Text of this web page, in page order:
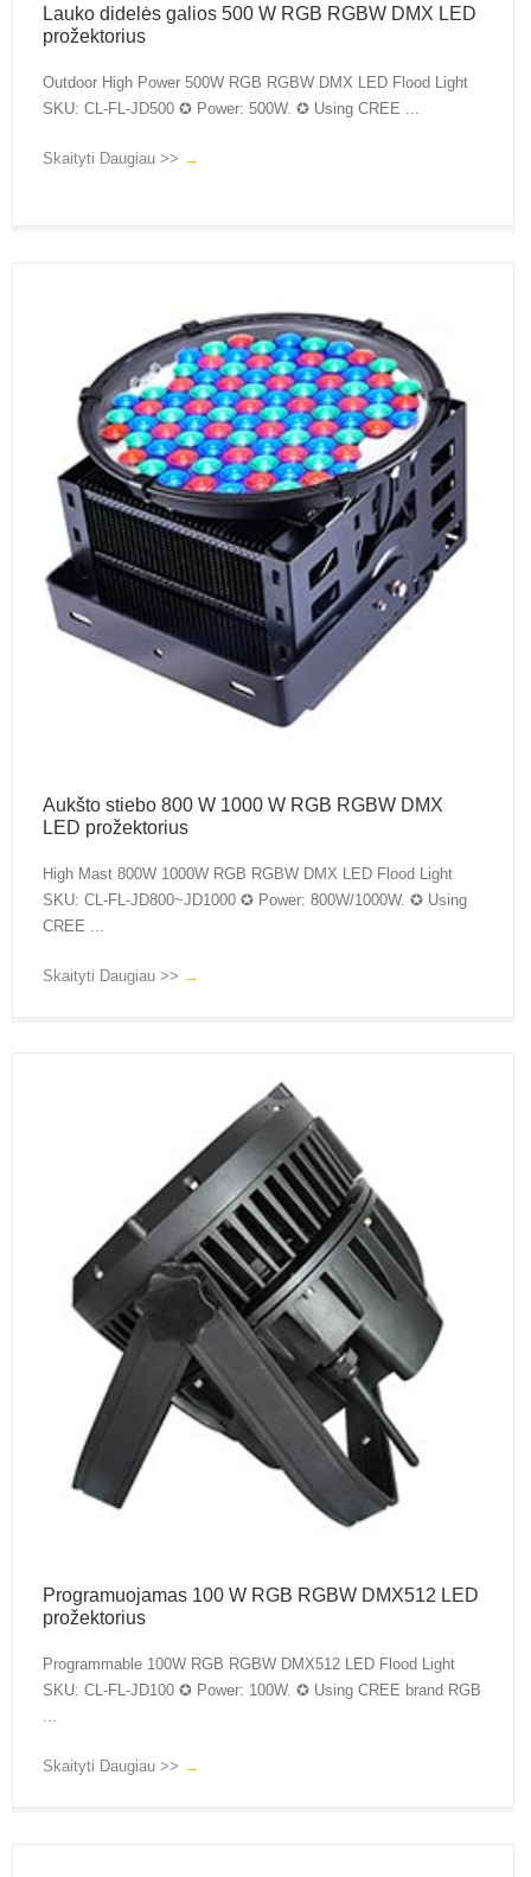
Lauko didelės galios 500 W RGB RGBW DMX LED
prožektorius
Outdoor High Power 500W RGB RGBW DMX LED Flood Light
SKU: CL-FL-JD500 ✪ Power: 500W. ✪ Using CREE ...
Skaityti Daugiau >> →
Aukšto stiebo 800 W 1000 W RGB RGBW DMX
LED prožektorius
High Mast 800W 1000W RGB RGBW DMX LED Flood Light
SKU: CL-FL-JD800~JD1000 ✪ Power: 800W/1000W. ✪ Using
CREE ...
Skaityti Daugiau >> →
Programuojamas 100 W RGB RGBW DMX512 LED
prožektorius
Programmable 100W RGB RGBW DMX512 LED Flood Light
SKU: CL-FL-JD100 ✪ Power: 100W. ✪ Using CREE brand RGB
...
Skaityti Daugiau >> →